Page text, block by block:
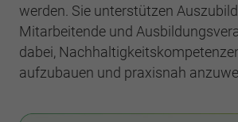
werden. Sie unterstützen
Mitarbeitende und
dabei,
aufzubauen und praxisnah